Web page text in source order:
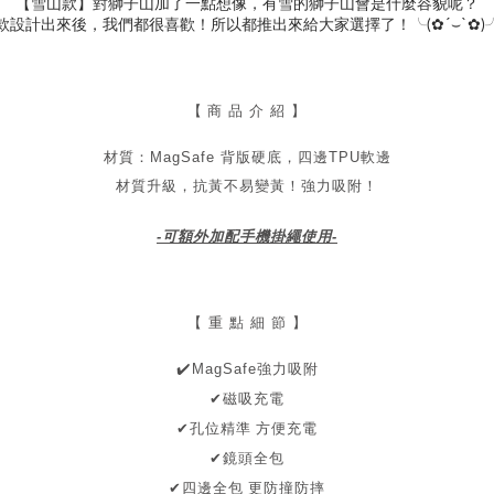
【雪山款】對獅子山加了一點想像，有雪的獅子山會是什麼容貌呢？
設計出來後，我們都很喜歡！所以都推出來給大家選擇了！
【 商 品 介 紹 】
材質：MagSafe 背版硬底，四邊TPU軟邊
材質升級，抗黃不易變黃！ 強力吸附！
-可額外加配手機掛繩使用-
【 重 點 細 節 】
✔ ️MagSafe強力吸附
✔磁吸充電
✔ 孔位精準 方便充電
✔鏡頭全包
✔四邊全包 更防撞防摔